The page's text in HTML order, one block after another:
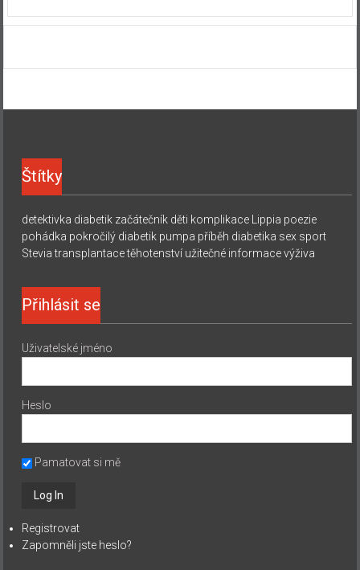
Štítky
detektivka diabetik začátečník děti komplikace Lippia poezie
pohádka pokročilý diabetik pumpa příběh diabetika sex sport
Stevia transplantace těhotenství užitečné informace výživa
Přihlásit se
Uživatelské jméno
Heslo
Pamatovat si mě
Registrovat
Zapomněli jste heslo?